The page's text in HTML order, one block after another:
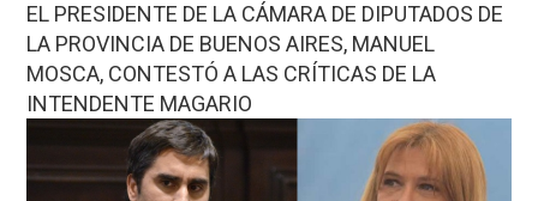
EL PRESIDENTE DE LA CÁMARA DE DIPUTADOS DE
LA PROVINCIA DE BUENOS AIRES, MANUEL
MOSCA, CONTESTÓ A LAS CRÍTICAS DE LA
INTENDENTE MAGARIO